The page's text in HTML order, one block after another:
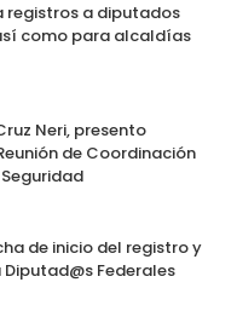
registros a diputados
como para alcaldías
Neri, presento
de Coordinación
de inicio del registro y
Federales